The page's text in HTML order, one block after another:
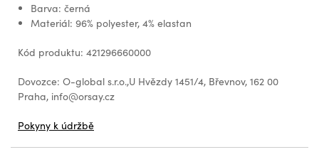
Barva: černá
Materiál: 96% polyester, 4% elastan
Kód produktu: 421296660000
Dovozce: O-global s.r.o.,U Hvězdy 1451/4, Břevnov, 162 00
Praha, info@orsay.cz
Pokyny k údržbě